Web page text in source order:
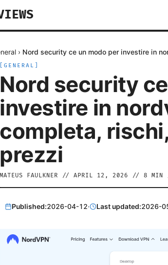
› Nord security ce un modo per investire in
GENERAL
Nord security
investire in
completa,
prezzi
MATEUS FAULKNER // APRIL 12, 2026 // 8
Published:2026-04-12· Last updated:2026-